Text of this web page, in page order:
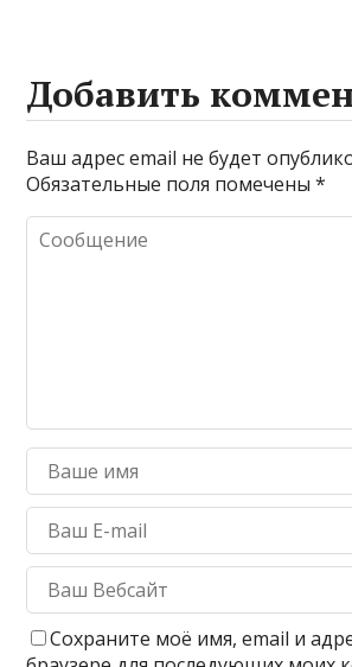
Добавить
Ваш адрес email не будет
Обязательные поля помечены*
Сохраните моё имя, email и